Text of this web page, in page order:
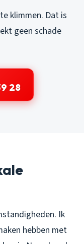
klimmen. Dat is
geen schade
28
Ik
hebben met